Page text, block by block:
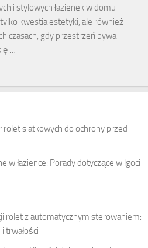
i stylowych łazienek w domu
kwestia estetyki, ale również
czasach, gdy przestrzeń bywa
…
siatkowych do ochrony przed
w łazience: Porady dotyczące wilgoci i
rolet z automatycznym sterowaniem:
trwałości